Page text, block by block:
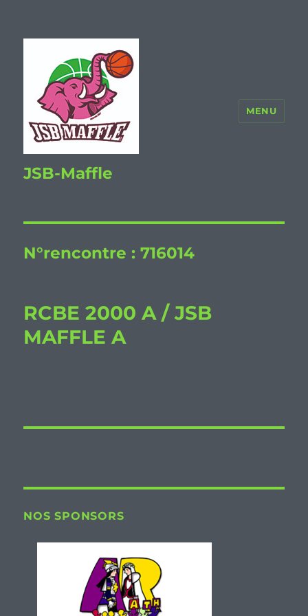
JSB-Maffle
MENU
N°rencontre :716014
RCBE 2000 A / JSB
MAFFLE A
NOS SPONSORS